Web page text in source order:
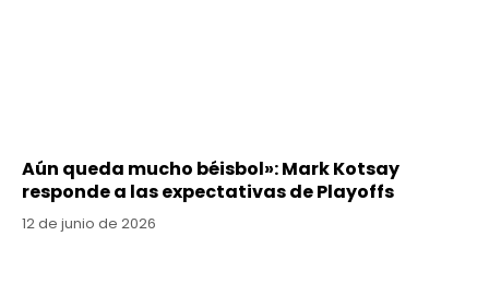
Aún queda mucho béisbol»: Mark Kotsay
responde a las expectativas de Playoffs
12 de junio de 2026